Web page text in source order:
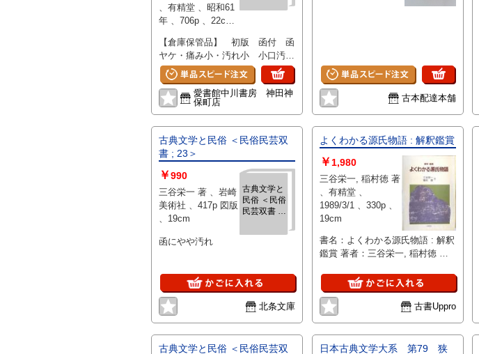
、有精堂 、昭和61
年 、706p 、22cm
【倉庫保管品】 初版 函付 函
ヤケ・痛み小・汚れ小 小口汚れ
小 Q22012C2808
愛書館中川書房 神田神
保町店
古本配達本舗
古典文学と民俗 ＜民俗民芸双
書 ; 23＞
古典文学と
民俗 ＜民俗
民芸双書 ;
￥990
三谷栄一 著 、岩崎
美術社 、417p 図版
、19cm
函にやや汚れ
北条文庫
よくわかる源氏物語 : 解釈鑑賞
￥ 1,980
三谷栄一, 稲村徳 著
、有精堂 、
1989/3/1 、330p 、
19cm
書名：よくわかる源氏物語 : 解釈
鑑賞 著者：三谷栄一, 稲村徳 著
1989/03/01 版表示： 説明：「よ
くわかる源氏物語 : 解釈鑑賞」
は、三谷栄一と稲村徳による源氏
籍で、有精堂から1989年に刊行
されました。源氏物語の内容をわ
古書Uppro
古典文学と民俗 ＜民俗民芸双 日本古典文学大系 第79 狭